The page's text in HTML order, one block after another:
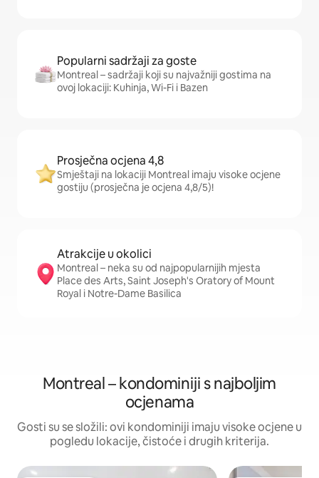
Popularni sadržaji za goste
Montreal – sadržaji koji su najvažniji gostima na
ovoj lokaciji: Kuhinja, Wi-Fi i Bazen
Prosječna ocjena 4,8
Smještaji na lokaciji Montreal imaju visoke ocjene
gostiju (prosječna je ocjena 4,8/5)!
Atrakcije u okolici
Montreal – neka su od najpopularnijih mjesta
Place des Arts, Saint Joseph's Oratory of Mount
Royal i Notre-Dame Basilica
Montreal – kondominiji s najboljim
ocjenama
Gosti su se složili: ovi kondominiji imaju visoke ocjene u
pogledu lokacije, čistoće i drugih kriterija.